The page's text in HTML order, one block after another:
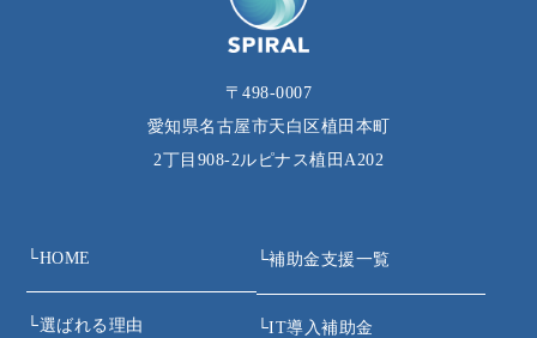
〒498-0007
愛知県名古屋市天白区植田本町
2丁目908‐2ルピナス植田A202
└HOME
└選ばれる理由
└補助金支援一覧
└IT導入補助金